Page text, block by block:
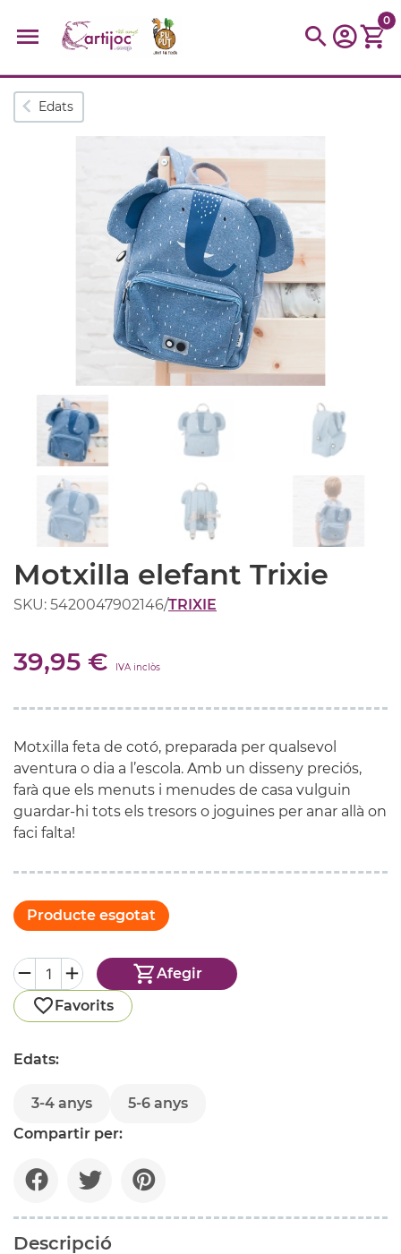
Cerques populars
trencaclosques
tinkering
0
Edats
Motxilla elefant Trixie
SKU: 5420047902146/TRIXIE
39,95 € IVA inclòs
Motxilla feta de cotó, preparada per qualsevol
aventura o dia a l’escola. Amb un disseny preciós,
farà que els menuts i menudes de casa vulguin
guardar-hi tots els tresors o joguines per anar allà on
faci falta!
Producte esgotat
Afegir
Favorits
Edats:
3-4 anys
5-6 anys
Compartir per:
Descripció